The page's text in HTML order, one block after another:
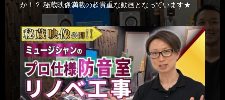
か！？ 秘蔵映像満載の超貴重な動画となっています★